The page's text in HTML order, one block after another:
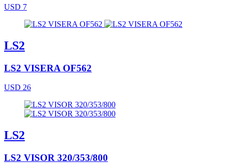
USD 7
LS2
LS2 VISERA OF562
USD 26
LS2
LS2 VISOR 320/353/800